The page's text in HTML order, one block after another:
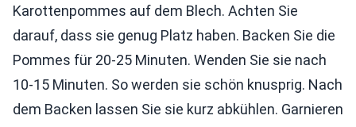
Karottenpommes auf dem Blech. Achten Sie
darauf, dass sie genug Platz haben. Backen Sie die
Pommes für 20-25 Minuten. Wenden Sie sie nach
10-15 Minuten. So werden sie schön knusprig. Nach
dem Backen lassen Sie sie kurz abkühlen. Garnieren